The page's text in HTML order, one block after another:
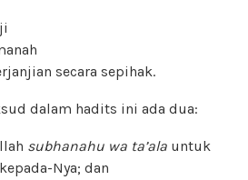
secara sepihak.
dalam hadits ini ada dua:
subhanahu wa ta’ala untuk
Nya; dan